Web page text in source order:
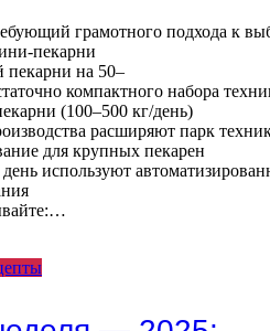
грамотного подхода к
пекарни на 50–
компактного набора
(100–500 кг/день)
расширяют парк
для крупных пекарен
используют